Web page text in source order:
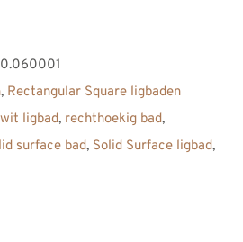
, Rectangular Square ligbaden
ligbad, rechthoekig bad,
surface bad, Solid Surface ligbad,